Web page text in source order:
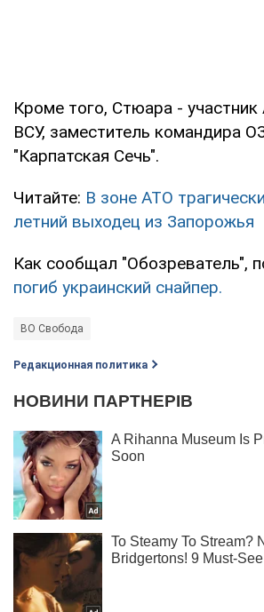
Кроме того, Стюара -
ВСУ, заместитель командира
"Карпатская Сечь".
Читайте: В зоне АТО
летний выходец из Запорожья
Как сообщал "Обозреватель",
погиб украинский снайпер.
ВО Свобода
Редакционная политика